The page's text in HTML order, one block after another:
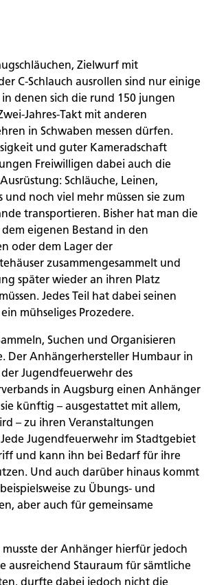
Zielwurf mit
C-Schlauch ausrollen sind nur einige
denen sich die rund 150 jungen
Jahres-Takt mit anderen
in Schwaben messen dürfen.
und guter Kameradschaft
Freiwilligen dabei auch die
Schläuche, Leinen,
und noch viel mehr müssen sie zum
transportieren. Bisher hat man die
eigenen Bestand in den
oder dem Lager der
zusammengesammelt und
später wieder an ihren Platz
Jedes Teil hat dabei seinen
mühseliges Prozedere.
Suchen und Organisieren
Der Anhängerhersteller Humbaur in
Jugendfeuerwehr des
in Augsburg einen Anhänger
künftig – ausgestattet mit allem,
– zu ihren Veranstaltungen
Jugendfeuerwehr im Stadtgebiet
und kann ihn bei Bedarf für ihre
Und auch darüber hinaus kommt
zu Übungs- und
aber auch für gemeinsame
musste der Anhänger hierfür jedoch
ausreichend Stauraum für sämtliche
durfte dabei jedoch nicht die